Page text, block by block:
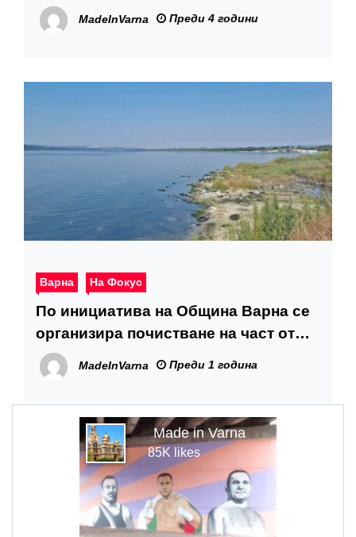
лица с деменция
MadeInVarna Преди 4 години
Варна На Фокус
По инициатива на Община Варна се
организира почистване на част от
северния бряг на Варненското езеро
MadeInVarna Преди 1 година
Made in Varna
85K likes